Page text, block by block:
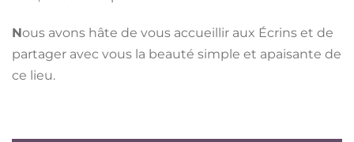
Nous avons hâte de vous accueillir aux Écrins et de
partager avec vous la beauté simple et apaisante de
ce lieu.